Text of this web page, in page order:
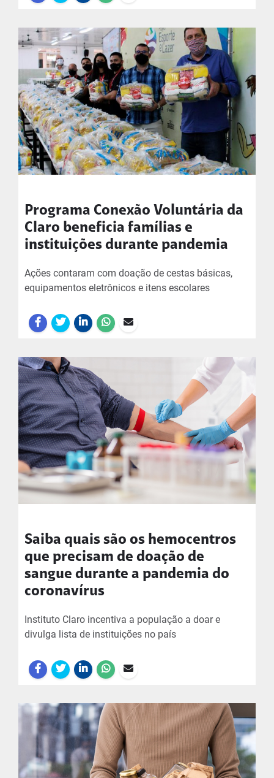
Programa Conexão Voluntária da
Claro beneficia famílias e
instituições durante pandemia
Ações contaram com doação de cestas básicas,
equipamentos eletrônicos e itens escolares
Saiba quais são os hemocentros
que precisam de doação de
sangue durante a pandemia do
coronavírus
Instituto Claro incentiva a população a doar e
divulga lista de instituições no país